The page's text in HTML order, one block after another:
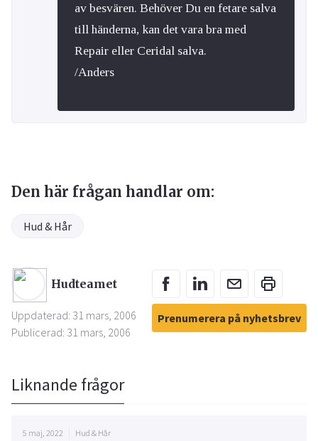
av besvären. Behöver Du en fetare salva
till händerna, kan det vara bra med
Repair eller Ceridal salva.
/Anders
Den här frågan handlar om:
Hud & Hår
Hudteamet
Uppdaterad: 31 mars, 2006
Publicerad: 31 mars, 2006
Prenumerera på nyhetsbrev
Liknande frågor
5 maj, 2022 Hud & Hår